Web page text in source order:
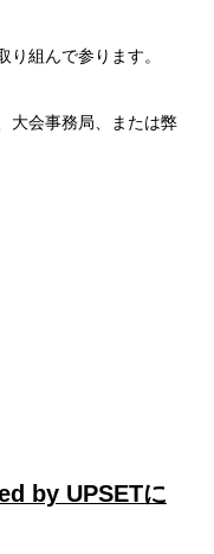
組んで参ります。
大会事務局、または弊
by UPSETに